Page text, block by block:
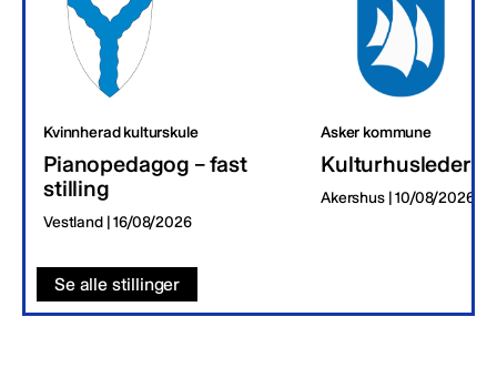
Kvinnherad kulturskule
Pianopedagog – fast
stilling
Vestland | 16/08/2026
Asker kommune
Kulturhusleder
Akershus | 10/08/2026
Se alle stillinger